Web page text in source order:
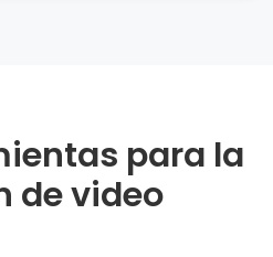
para la
de video